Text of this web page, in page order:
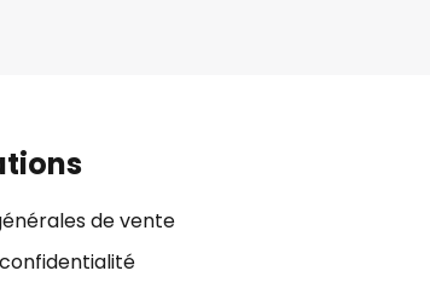
de vente